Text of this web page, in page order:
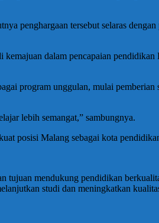
penghargaan tersebut selaras
dalam pencapaian
program unggulan, mulai pemberian
lebih semangat,” sambungnya.
posisi Malang sebagai kota
mendukung pendidikan
studi dan meningkatkan